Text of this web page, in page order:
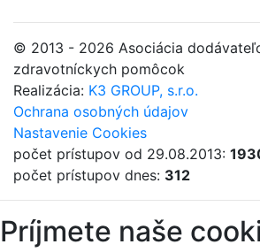
© 2013 - 2026 Asociácia
zdravotníckych pomôcok
Realizácia: K3 GROUP, s.r.o.
Ochrana osobných údajov
Nastavenie Cookies
počet prístupov od 29.08.2013:
počet prístupov dnes: 312
Príjmete naše